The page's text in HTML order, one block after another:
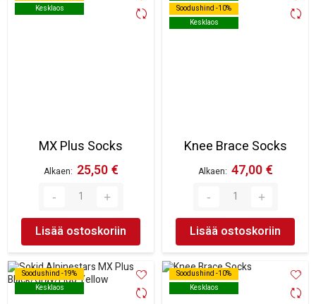
Kesklaos
Kesklaos
MX Plus Socks
Alkaen 25,50 €
Lisää ostoskoriin
Soodushind -10%
Kesklaos
Soodushind -10%
Kesklaos
Knee Brace Socks
Alkaen 47,00 €
Lisää ostoskoriin
Soodushind -19%
Kesklaos
Soodushind -19%
Kesklaos
Soodushind -10%
Kesklaos
Soodushind -10%
Kesklaos